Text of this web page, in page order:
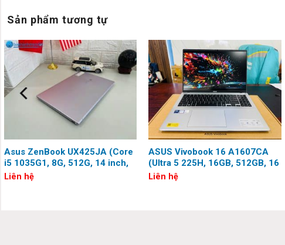
Đánh giá chi tiết và hình ảnh thật Asus
ASUS Zenbook Flip UP5401ZA-KN005W mang đến nguồn năng
đẹp hoàn mỹ, bộ vi xử lý Intel thế hệ thứ 12 mới nhất và khả năng
Sản phẩm tương tự
Asus ZenBook UX425JA (Core
i5 1035G1, 8G, 512G, 14 inch,
Full HD)
Liên hệ
ASUS Vivobook 16 A1607CA
(Ultra 5 225H, 16GB, 512GB, 16
inch, WUXGA)
Liên hệ